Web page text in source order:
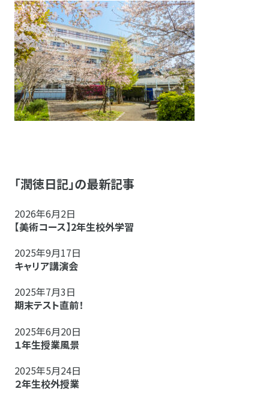
「潤徳日記」の最新記事
2026年6月2日
【美術コース】2年生校外学習
2025年9月17日
キャリア講演会
2025年7月3日
期末テスト直前！
2025年6月20日
１年生授業風景
2025年5月24日
２年生校外授業